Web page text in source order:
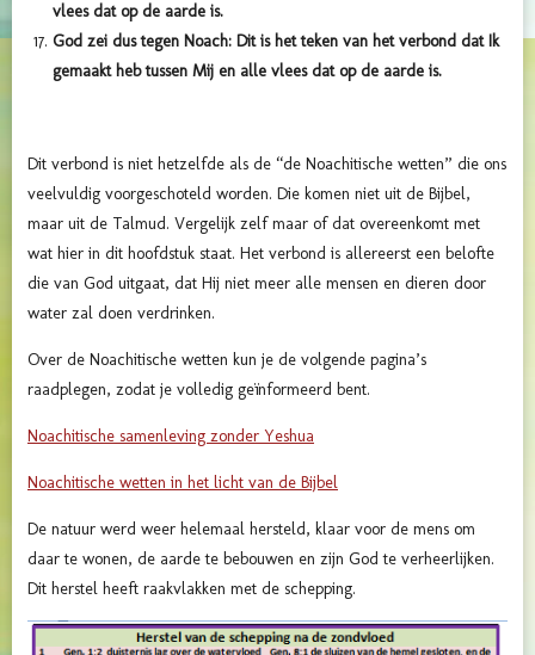
vlees dat op de aarde is.
God zei dus tegen Noach: Dit is het teken van het verbond dat Ik
gemaakt heb tussen Mij en alle vlees dat op de aarde is.
Dit verbond is niet hetzelfde als de “de Noachitische wetten” die ons
veelvuldig voorgeschoteld worden. Die komen niet uit de Bijbel,
maar uit de Talmud. Vergelijk zelf maar of dat overeenkomt met
wat hier in dit hoofdstuk staat. Het verbond is allereerst een belofte
die van God uitgaat, dat Hij niet meer alle mensen en dieren door
water zal doen verdrinken.
Over de Noachitische wetten kun je de volgende pagina’s
raadplegen, zodat je volledig geïnformeerd bent.
Noachitische samenleving zonder Yeshua
Noachitische wetten in het licht van de Bijbel
De natuur werd weer helemaal hersteld, klaar voor de mens om
daar te wonen, de aarde te bebouwen en zijn God te verheerlijken.
Dit herstel heeft raakvlakken met de schepping.